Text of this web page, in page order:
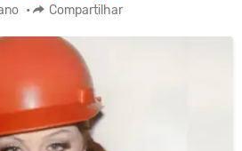
• Compartilhar